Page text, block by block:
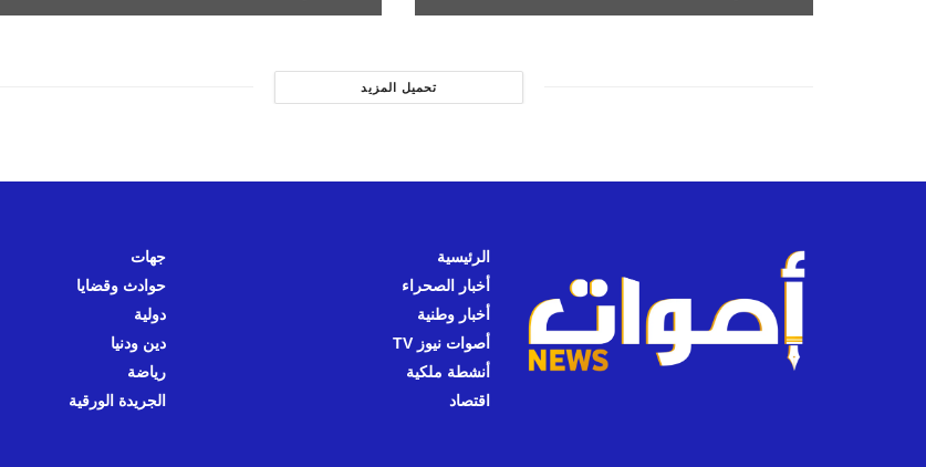
تحميل المزيد
الرئيسية
أخبار الصحراء
أخبار وطنية
أصوات نيوز TV
أنشطة ملكية
اقتصاد
جهات
حوادث وقضايا
دولية
دين ودنيا
رياضة
الجريدة الورقية